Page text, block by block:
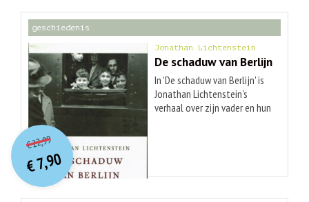
geschiedenis
Jonathan Lichtenstein
De schaduw van Berlijn
In 'De schaduw van Berlijn' is
Jonathan Lichtenstein's
verhaal over zijn vader en hun
Duitsland naar Groot-
€22,99O
orspr
onkelijke
prijs
was:
€ 22,99.
€7,90
Huidige
prijs
is:
€ 7,90.